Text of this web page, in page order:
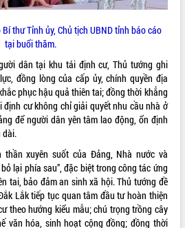
với
chế
Chí
sĩ
thư Tỉnh ủy, Chủ tịch UBND tỉnh báo cáo
tại buổi thăm.
dân tại khu tái định cư, Thủ tướng ghi
đồng lòng của cấp ủy, chính quyền địa
phục hậu quả thiên tai; đồng thời khẳng
cư không chỉ giải quyết nhu cầu nhà ở
để người dân yên tâm lao động, ổn định
dài.
xuyên suốt của Đảng, Nhà nước và
lại phía sau”, đặc biệt trong công tác ứng
tai, bảo đảm an sinh xã hội. Thủ tướng đề
Lắk tiếp tục quan tâm đầu tư hoàn thiện
theo hướng kiểu mẫu; chú trọng trồng cây
văn hóa, sinh hoạt cộng đồng; đồng thời